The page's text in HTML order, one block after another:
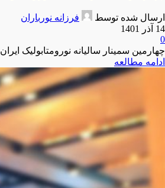
ارسال شده توسط
فرزانه نورباران
14 آذر 1401
0
چهارمین سمینار سالیانه نورومتابولیک ایران
ادامه مطالعه